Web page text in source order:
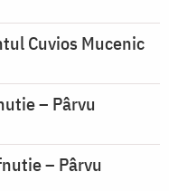
Cuvios Mucenic
– Pârvu
– Pârvu